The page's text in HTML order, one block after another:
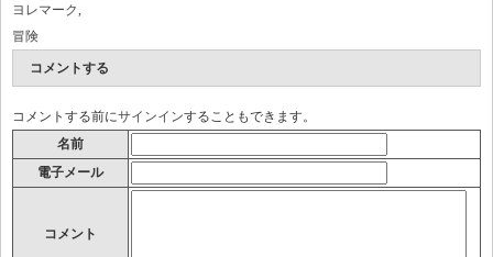
ヨレマーク
冒険
コメントする
コメントする前にサインインすることもできます。
名前
電子メール
コメント